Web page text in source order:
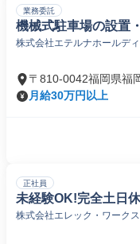
業務委託
機械式駐車場の設置
株式会社エテルナホールデ
〒810-0042福岡県福
月給30万円以上
正社員
未経験OK!完全土日
株式会社エレック・ワークス